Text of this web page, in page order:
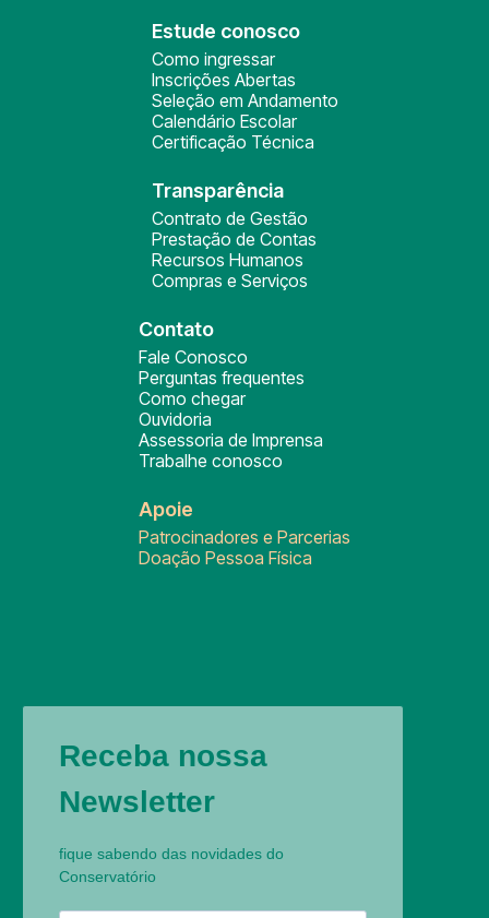
Estude conosco
Como ingressar
Inscrições Abertas
Seleção em Andamento
Calendário Escolar
Certificação Técnica
Transparência
Contrato de Gestão
Prestação de Contas
Recursos Humanos
Compras e Serviços
Contato
Fale Conosco
Perguntas frequentes
Como chegar
Ouvidoria
Assessoria de Imprensa
Trabalhe conosco
Apoie
Patrocinadores e Parcerias
Doação Pessoa Física